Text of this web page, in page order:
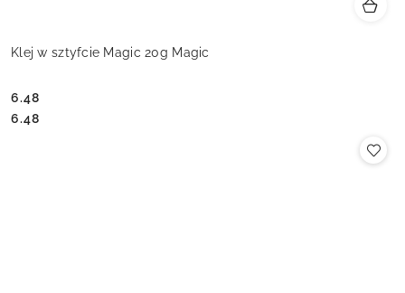
Klej w sztyfcie Magic 20g Magic
Cena:
6.48
Cena:
6.48